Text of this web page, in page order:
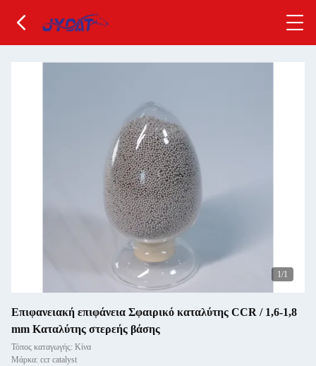
1/1
Επιφανειακή επιφάνεια Σφαιρικό καταλύτης CCR / 1,6-1,8
mm Καταλύτης στερεής βάσης
Τόπος καταγωγής: Κίνα
Μάρκα: ccr catalyst